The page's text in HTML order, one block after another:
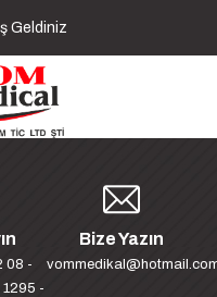
Geldiniz
08 -
-
Bize Yazın